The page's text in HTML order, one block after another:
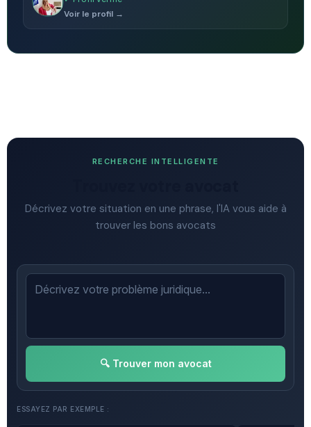
Voir le profil →
RECHERCHE INTELLIGENTE
Décrivez votre situation en une phrase, l'IA vous aide à
trouver les bons avocats
🔍 Trouver mon avocat
ESSAYEZ PAR EXEMPLE :